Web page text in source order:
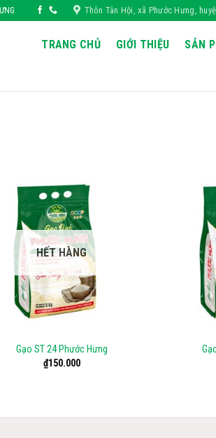
Thôn Tân Hội, xã Phước Hưng,
TRANG CHỦ GIỚI THIỆU SẢN
HẾT HÀNG
Gạo ST 24 Phước Hưng
₫150.000